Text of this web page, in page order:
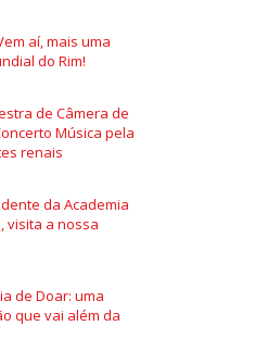
aí, mais uma
do Rim!
de Câmera de
Música pela
renais
da Academia
visita a nossa
de Doar: uma
que vai além da